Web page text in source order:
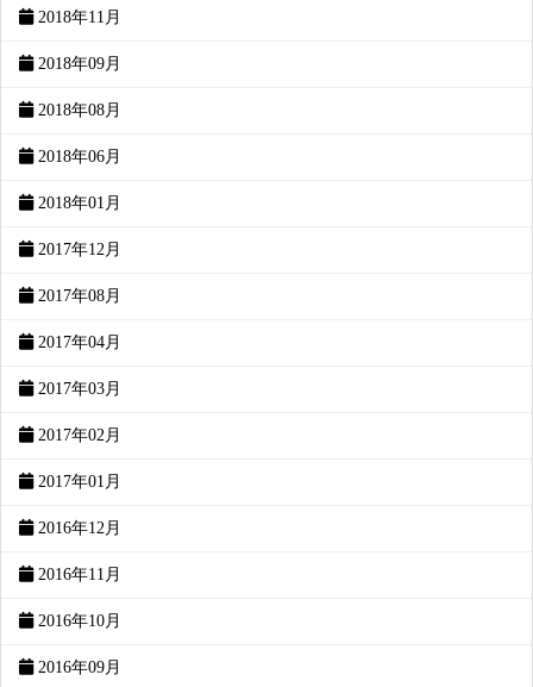
2018年11月
2018年09月
2018年08月
2018年06月
2018年01月
2017年12月
2017年08月
2017年04月
2017年03月
2017年02月
2017年01月
2016年12月
2016年11月
2016年10月
2016年09月